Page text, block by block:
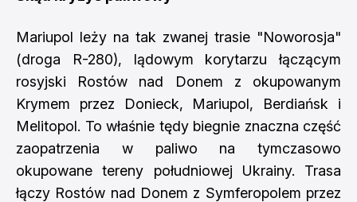
Mariupol leży na tak zwanej trasie "Noworosja"
(droga R-280), lądowym korytarzu łączącym
rosyjski Rostów nad Donem z okupowanym
Krymem przez Donieck, Mariupol, Berdiańsk i
Melitopol. To właśnie tędy biegnie znaczna część
zaopatrzenia w paliwo na tymczasowo
okupowane tereny południowej Ukrainy. Trasa
łączy Rostów nad Donem z Symferopolem przez